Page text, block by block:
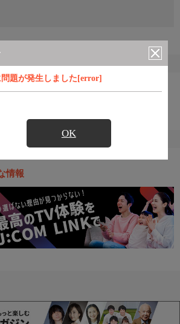
題が発生しました[error]
OK
すめ番組
情報